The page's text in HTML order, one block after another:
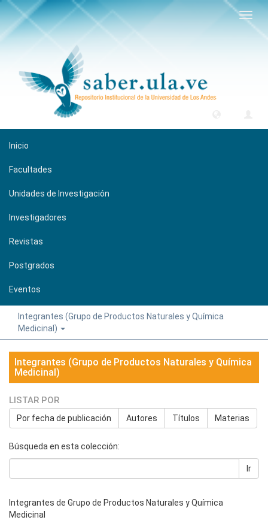
Inicio
Facultades
Unidades de Investigación
Investigadores
Revistas
Postgrados
Eventos
Integrantes (Grupo de Productos Naturales y Química
Medicinal)
Integrantes (Grupo de Productos Naturales y Química
Medicinal)
LISTAR POR
Por fecha de publicación Autores Títulos Materias
Búsqueda en esta colección:
Ir
Integrantes de Grupo de Productos Naturales y Química
Medicinal